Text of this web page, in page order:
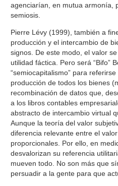
agenciarían, en mutua armonía,
semiosis.
Pierre Lévy (1999), también a
producción y el intercambio de
signos. De este modo, el valor
utilidad fáctica. Pero será “Bifo”
“semiocapitalismo” para
producción de todos los bienes
recombinación de datos que,
a los libros contables
abstracto de intercambio virtual
Aunque la teoría del valor
diferencia relevante entre el
proporcionales. Por ello, en
desvalorizan su referencia
mueven todo. No son más que
persuadir a la gente para que